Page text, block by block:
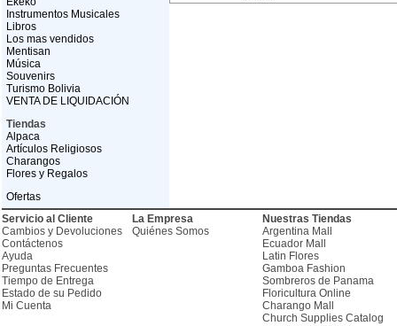
Instrumentos Musicales
Libros
Los mas vendidos
Mentisan
Música
Souvenirs
Turismo Bolivia
VENTA DE LIQUIDACIÓN
Tiendas
Alpaca
Artículos Religiosos
Charangos
Flores y Regalos
Ofertas
Servicio al Cliente
Cambios y Devoluciones
Contáctenos
Ayuda
Preguntas Frecuentes
Tiempo de Entrega
Estado de su Pedido
Mi Cuenta
La Empresa
Quiénes Somos
Nuestras Tiendas
Argentina Mall
Ecuador Mall
Latin Flores
Gamboa Fashion
Sombreros de Panama
Floricultura Online
Charango Mall
Church Supplies Catalog